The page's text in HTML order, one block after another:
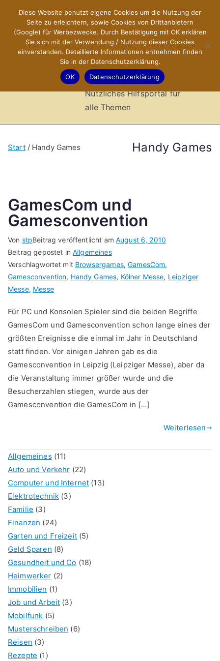
springen
X-Sites.de
–
Hilfsportal
Nützliches Hilfsportal für
alle Themen
Handy Games
Start Handy Games
GamesCom und
Gamesconvention
Von stpBeitrag veröffentlicht am August 6, 2010
Beitrag gepostet inAllgemeines
Verschlagwortet mit Browsergames,GamesCom,
Gamesconvention, Handy Games, Kölner Messe, Leipziger
Messe, Messe
Für PC und Konsolen Spieler sind die beiden Begriffe
GamesCom und Gamesconvention schon lange eines der
größten Ereignisse die einmal im Jahr in Deutschland
statt finden. Vor einigen Jahren gab es die
Gamesconvention in Leipzig (Leipziger Messe), aber da
die Veranstaltung immer größer wurde und die
Besucherzahlen stiegen, wurde aus der
Gamesconvention die GamesCom in […]
Weiterlesen
Allgemeines (11)
Auto und Verkehr (22)
Computer und Internet (13)
Elektrotechnik (3)
Familie (3)
Finanzen (24)
Garten und Freizeit(5)
Geld Sparen (8)
Gesundheit und Co (18)
Heimwerker (2)
Immobilien (1)
Job und Arbeit (3)
Mobilfunk (5)
Musterschreiben (6)
Reisen (3)
Rezepte (1)
Diese Website benutzt eigene Cookies um die Nutzung der
Seite zu erleichtern, sowie Cookies von Drittanbietern
(Google) für Werbezwecke. Durch Bestätigung mit OK erklären
Sie sich mit der Verwendung / Nutzung dieser Cookies
einverstanden. Detaillierte Informationen entnehmen finden
Sie in der Datenschutzerklärung.
OK
Datenschutzerklärung